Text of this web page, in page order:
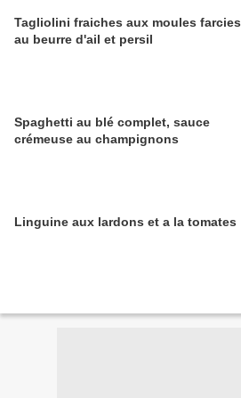
Tagliolini fraiches aux moules farcies
au beurre d'ail et persil
Spaghetti au blé complet, sauce
crémeuse au champignons
Linguine aux lardons et a la tomates